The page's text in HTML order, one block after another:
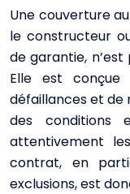
Une couverture
le constructeur
de garantie, n’est
Elle est
défaillances et de
des conditions
attentivement
contrat, en
exclusions, est